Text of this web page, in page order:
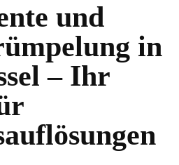
und
in
– Ihr